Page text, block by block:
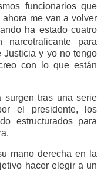
funcionarios que
me van a volver
ha estado cuatro
para
Justicia y yo no tengo
con lo que están
surgen tras una serie
el presidente, los
estructurados para
mano derecha en la
hacer elegir a un